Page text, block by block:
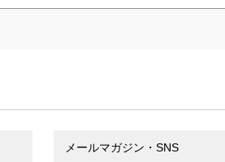
メールマガジン・SNS